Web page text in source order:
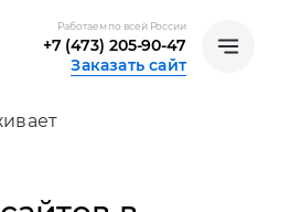
Работаем по всей России
+7 (473) 205-90-47
Заказать сайт
и помогаем